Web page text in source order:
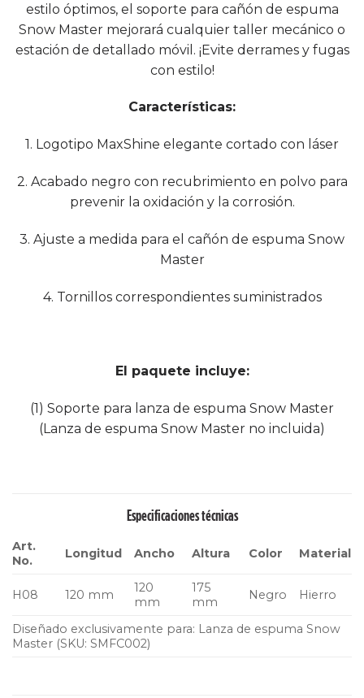
estilo óptimos, el soporte para cañón de espuma
Snow Master mejorará cualquier taller mecánico o
estación de detallado móvil. ¡Evite derrames y fugas
con estilo!
Características:
1. Logotipo MaxShine elegante cortado con láser
2. Acabado negro con recubrimiento en polvo para
prevenir la oxidación y la corrosión.
3. Ajuste a medida para el cañón de espuma Snow
Master
4. Tornillos correspondientes suministrados
El paquete incluye:
(1) Soporte para lanza de espuma Snow Master
(Lanza de espuma Snow Master no incluida)
Especificaciones técnicas
Art.
No.
Longitud Ancho Altura Color Material
H08 120 mm
120
mm
175
mm
Negro Hierro
Diseñado exclusivamente para: Lanza de espuma Snow
Master (SKU: SMFC002)